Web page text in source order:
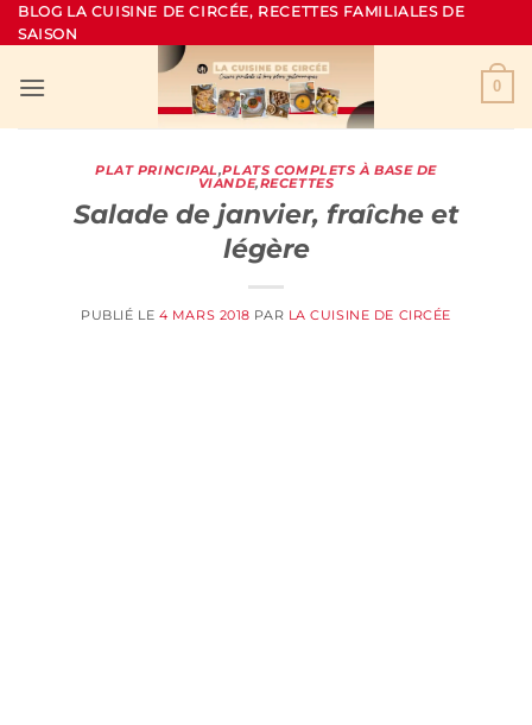
Passer
au
BLOG LA CUISINE DE CIRCÉE, RECETTES FAMILIALES DE
SAISON
0
PLAT PRINCIPAL,PLATS COMPLETS À BASE DE
VIANDE,RECETTES
Salade de janvier, fraîche et
légère
PUBLIÉ LE 4 MARS 2018 PAR LA CUISINE DE CIRCÉE